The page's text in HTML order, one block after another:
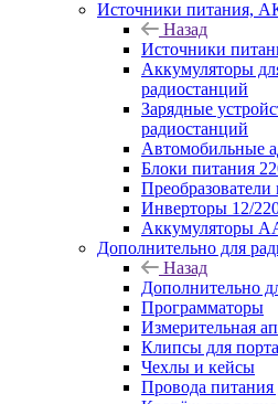
Источники питания,
Назад
Источники
Аккумуляторы
радиостанций
Зарядные
радиостанций
Автомобильные
Блоки питания
Инверторы 12/
Аккумуляторы
Дополнительно для
Назад
Дополнительно
Программаторы
Измерительная
Клипсы для
Чехлы и кейсы
Провода питания